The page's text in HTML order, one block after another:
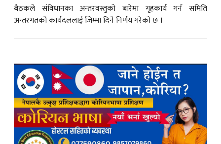
बैठकले संविधानका अन्तरवस्तुको बारेमा गृहकार्य गर्न समिति
अन्तरगतको कार्यदललाई जिम्मा दिने निर्णय गरेको छ ।